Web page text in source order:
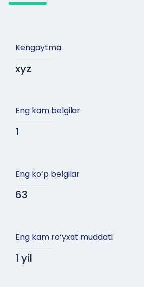
Kengaytma
xyz
Eng kam belgilar
1
Eng ko‘p belgilar
63
Eng kam ro‘yxat muddati
1 yil